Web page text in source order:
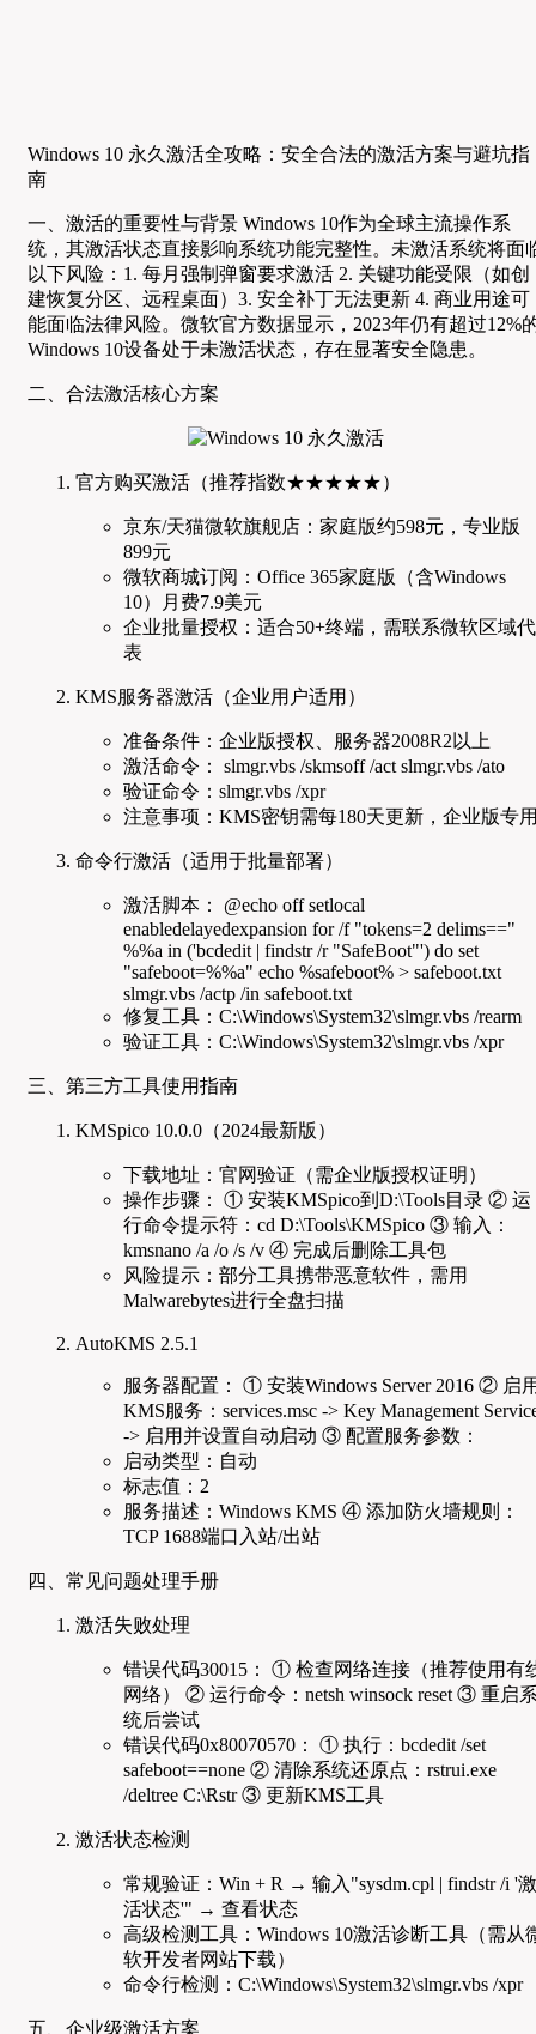
Windows 10 永久激活全攻略：安全合法的激活方案与避坑指
南
一、激活的重要性与背景 Windows 10作为全球主流操作系
统，其激活状态直接影响系统功能完整性。未激活系统将面
以下风险：1. 每月强制弹窗要求激活 2. 关键功能受限（如创
建恢复分区、远程桌面）3. 安全补丁无法更新 4. 商业用途可
能面临法律风险。微软官方数据显示，2023年仍有超过12%
Windows 10设备处于未激活状态，存在显著安全隐患。
二、合法激活核心方案
官方购买激活（推荐指数★★★★★）
京东/天猫微软旗舰店：家庭版约598元，专业版
899元
微软商城订阅：Office 365家庭版（含Windows
10）月费7.9美元
企业批量授权：适合50+终端，需联系微软区域代
表
KMS服务器激活（企业用户适用）
准备条件：企业版授权、服务器2008R2以上
激活命令： slmgr.vbs /skmsoff /act slmgr.vbs /ato
验证命令：slmgr.vbs /xpr
注意事项：KMS密钥需每180天更新，企业版专
命令行激活（适用于批量部署）
激活脚本： @echo off setlocal
enabledelayedexpansion for /f "tokens=2 delims=="
%%a in ('bcdedit | findstr /r "SafeBoot"') do set
"safeboot=%%a" echo %safeboot% > safeboot.txt
slmgr.vbs /actp /in safeboot.txt
修复工具：C:\Windows\System32\slmgr.vbs /rearm
验证工具：C:\Windows\System32\slmgr.vbs /xpr
三、第三方工具使用指南
KMSpico 10.0.0（2024最新版）
下载地址：官网验证（需企业版授权证明）
操作步骤： ① 安装KMSpico到D:\Tools目录 ② 运
行命令提示符：cd D:\Tools\KMSpico ③ 输入：
kmsnano /a /o /s /v ④ 完成后删除工具包
风险提示：部分工具携带恶意软件，需用
Malwarebytes进行全盘扫描
AutoKMS 2.5.1
服务器配置： ① 安装Windows Server 2016 ② 启
KMS服务：services.msc -> Key Management
-> 启用并设置自动启动 ③ 配置服务参数：
启动类型：自动
标志值：2
服务描述：Windows KMS ④ 添加防火墙规则：
TCP 1688端口入站/出站
四、常见问题处理手册
激活失败处理
错误代码30015： ① 检查网络连接（推荐使用有
网络） ② 运行命令：netsh winsock reset ③ 重启
统后尝试
错误代码0x80070570： ① 执行：bcdedit /set
safeboot==none ② 清除系统还原点：rstrui.exe
/deltree C:\Rstr ③ 更新KMS工具
激活状态检测
常规验证：Win + R → 输入"sysdm.cpl | findstr /i '激
活状态'" → 查看状态
高级检测工具：Windows 10激活诊断工具（需从
软开发者网站下载）
命令行检测：C:\Windows\System32\slmgr.vbs /xpr
五、企业级激活方案